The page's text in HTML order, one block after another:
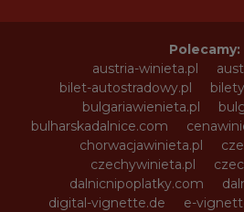
Polecamy:
austria-winieta.pl
bilet-autostradowy.pl
bulgariawienieta.pl
bulharskadalnice.com
chorwacjawinieta.pl
czechywinieta.pl
dalnicnipoplatky.com
digital-vignette.de
e-